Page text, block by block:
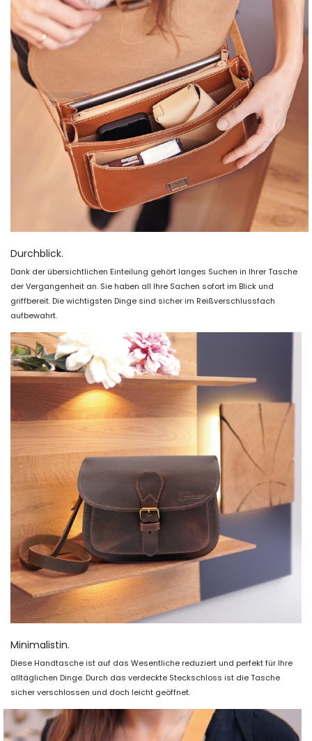
Durchblick.
Dank der übersichtlichen Einteilung gehört langes Suchen in Ihrer Tasche
der Vergangenheit an. Sie haben all Ihre Sachen sofort im Blick und
griffbereit. Die wichtigsten Dinge sind sicher im Reißverschlussfach
aufbewahrt.
Minimalistin.
Diese Handtasche ist auf das Wesentliche reduziert und perfekt für Ihre
alltäglichen Dinge. Durch das verdeckte Steckschloss ist die Tasche
sicher verschlossen und doch leicht geöffnet.